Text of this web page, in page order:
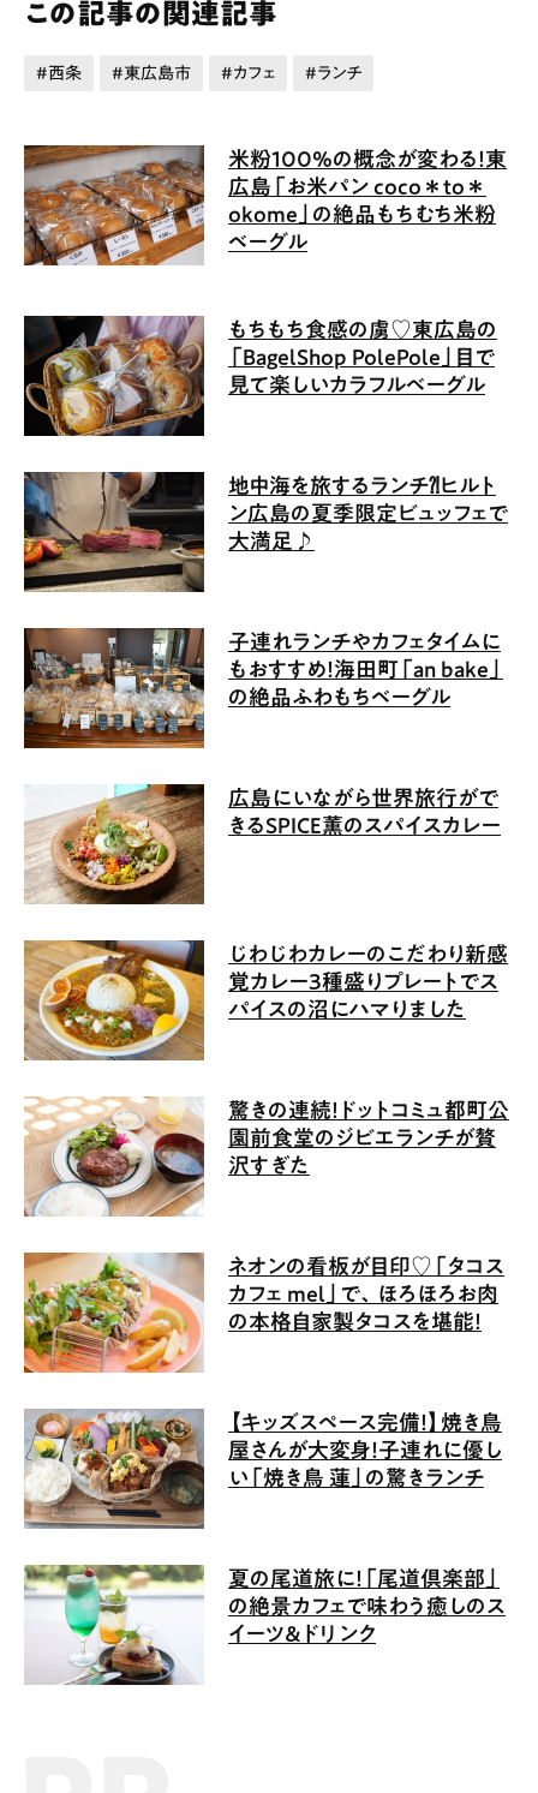
この記事の関連記事
西条 東広島市 カフェ ランチ
米粉100%の概念が変わる！東
広島「お米パン coco＊to＊
okome」の絶品もちむち米粉
ベーグル
もちもち食感の虜♡東広島の
「BagelShop PolePole」目で
見て楽しいカラフルベーグル
地中海を旅するランチ⁈ヒルト
ン広島の夏季限定ビュッフェで
大満足♪
子連れランチやカフェタイムに
もおすすめ！海田町「an bake」
の絶品ふわもちベーグル
広島にいながら世界旅行がで
きるSPICE薫のスパイスカレー
じわじわカレーのこだわり新感
覚カレー3種盛りプレートでス
パイスの沼にハマりました
驚きの連続！ドットコミュ都町公
園前食堂のジビエランチが贅
沢すぎた
ネオンの看板が目印♡「タコス
カフェ mel」で、ほろほろお肉
の本格自家製タコスを堪能！
【キッズスペース完備！】焼き鳥
屋さんが大変身！子連れに優し
い「焼き鳥 蓮」の驚きランチ
夏の尾道旅に！「尾道倶楽部」
の絶景カフェで味わう癒しのス
イーツ＆ドリンク